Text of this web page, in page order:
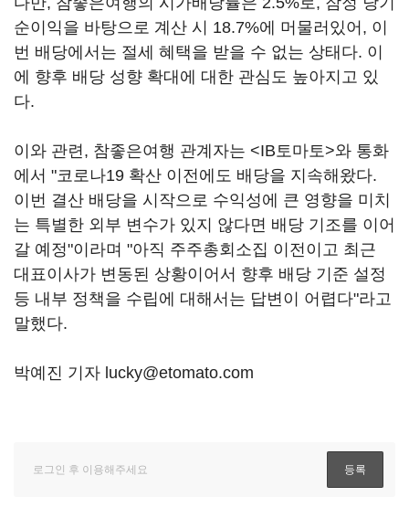
순이익을 바탕으로 계산 시 18.7%에 머물러있어, 이
번 배당에서는 절세 혜택을 받을 수 없는 상태다. 이
에 향후 배당 성향 확대에 대한 관심도 높아지고 있
다.
이와 관련, 참좋은여행 관계자는 <IB토마토>와 통화
에서 "코로나19 확산 이전에도 배당을 지속해왔다.
이번 결산 배당을 시작으로 수익성에 큰 영향을 미치
는 특별한 외부 변수가 있지 않다면 배당 기조를 이어
갈 예정"이라며 "아직 주주총회소집 이전이고 최근
대표이사가 변동된 상황이어서 향후 배당 기준 설정
등 내부 정책을 수립에 대해서는 답변이 어렵다"라고
말했다.
박예진 기자 lucky@etomato.com